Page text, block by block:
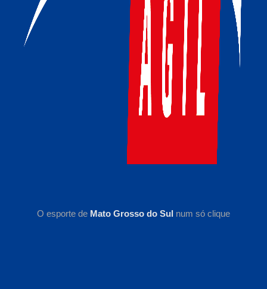
O esporte de Mato Grosso do Sul num só clique